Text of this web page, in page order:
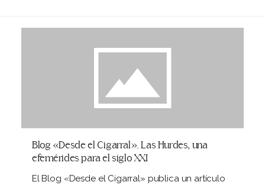
Blog «Desde el Cigarral». Las Hurdes, una
efemérides para el siglo XXI
El Blog «Desde el Cigarral» publica un artículo